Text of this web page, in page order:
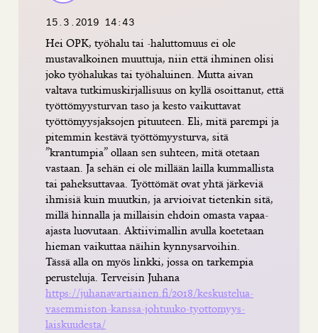
15.3.2019 14:43
Hei OPK, työhalu tai -haluttomuus ei ole
mustavalkoinen muuttuja, niin että ihminen olisi
joko työhalukas tai työhaluinen. Mutta aivan
valtava tutkimuskirjallisuus on kyllä osoittanut, että
työttömyysturvan taso ja kesto vaikuttavat
työttömyysjaksojen pituuteen. Eli, mitä parempi ja
pitemmin kestävä työttömyysturva, sitä
”krantumpia” ollaan sen suhteen, mitä otetaan
vastaan. Ja sehän ei ole millään lailla kummallista
tai paheksuttavaa. Työttömät ovat yhtä järkeviä
ihmisiä kuin muutkin, ja arvioivat tietenkin sitä,
millä hinnalla ja millaisin ehdoin omasta vapaa-
ajasta luovutaan. Aktiivimallin avulla koetetaan
hieman vaikuttaa näihin kynnysarvoihin.
Tässä alla on myös linkki, jossa on tarkempia
perusteluja. Terveisin Juhana
https://juhanavartiainen.fi/2018/keskustelua-
vasemmiston-kanssa-johtuuko-tyottomyys-
laiskuudesta/